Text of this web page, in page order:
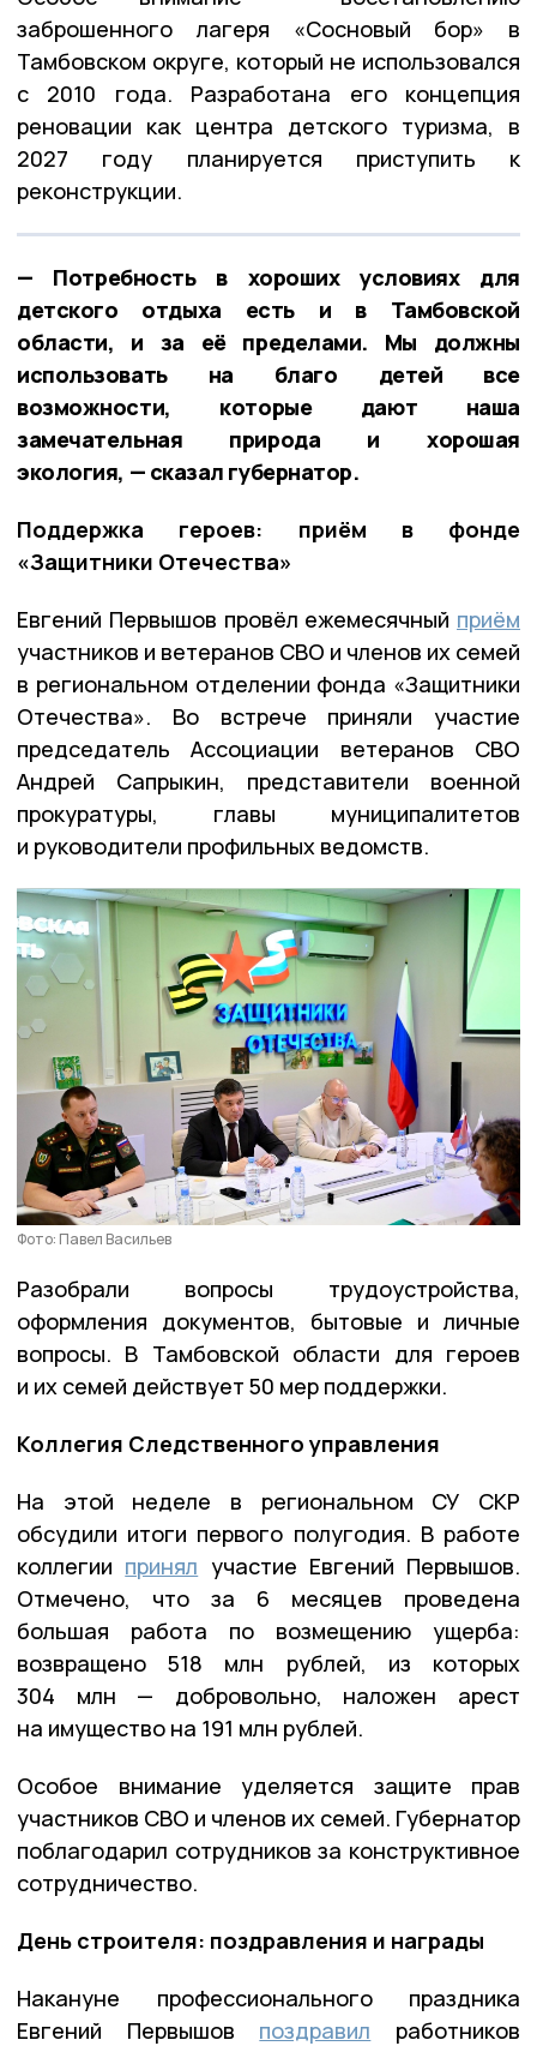
заброшенного лагеря «Сосновый бор» в
Тамбовском округе, который не использовался
с 2010 года. Разработана его концепция
реновации как центра детского туризма, в
2027 году планируется приступить к
реконструкции.
— Потребность в хороших условиях для
детского отдыха есть и в Тамбовской
области, и за её пределами. Мы должны
использовать на благо детей все
возможности, которые дают наша
замечательная природа и хорошая
экология, — сказал губернатор.
Поддержка героев: приём в фонде
«Защитники Отечества»
Евгений Первышов провёл ежемесячный приём
участников и ветеранов СВО и членов их семей
в региональном отделении фонда «Защитники
Отечества». Во встрече приняли участие
председатель Ассоциации ветеранов СВО
Андрей Сапрыкин, представители военной
прокуратуры, главы муниципалитетов
и руководители профильных ведомств.
Фото: Павел Васильев
Разобрали вопросы трудоустройства,
оформления документов, бытовые и личные
вопросы. В Тамбовской области для героев
и их семей действует 50 мер поддержки.
Коллегия Следственного управления
На этой неделе в региональном СУ СКР
обсудили итоги первого полугодия. В работе
коллегии принял участие Евгений Первышов.
Отмечено, что за 6 месяцев проведена
большая работа по возмещению ущерба:
возвращено 518 млн рублей, из которых
304 млн — добровольно, наложен арест
на имущество на 191 млн рублей.
Особое внимание уделяется защите прав
участников СВО и членов их семей. Губернатор
поблагодарил сотрудников за конструктивное
сотрудничество.
День строителя: поздравления и награды
Накануне профессионального праздника
Евгений Первышов поздравил работников